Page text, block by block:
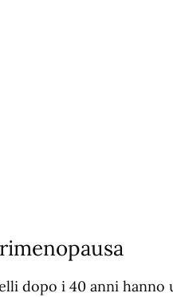
dopo i 40 anni hanno